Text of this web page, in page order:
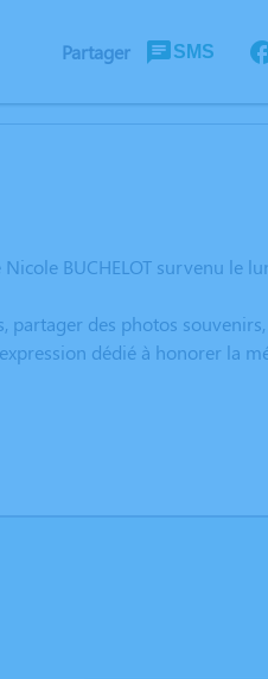
Partager SMS
BUCHELOT survenu le
des photos
dédié à honorer la